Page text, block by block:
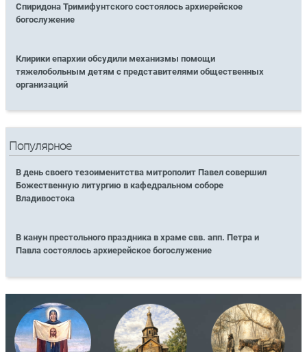
Спиридона Тримифунтского состоялось архиерейское
богослужение
Клирики епархии обсудили механизмы помощи
тяжелобольным детям с представителями общественных
организаций
Популярное
В день своего тезоименитства митрополит Павел совершил
Божественную литургию в кафедральном соборе
Владивостока
В канун престольного праздника в храме свв. апп. Петра и
Павла состоялось архиерейское богослужение